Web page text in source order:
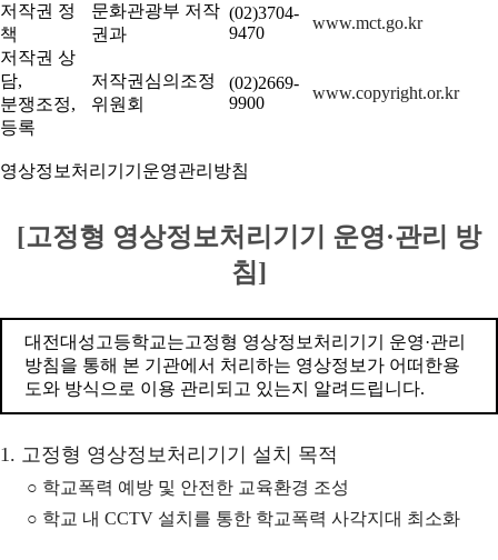
저작권 정
책
문화관광부 저작
권과
(02)3704-
9470
www.mct.go.kr
저작권 상
담,
분쟁조정,
등록
저작권심의조정
위원회
(02)2669-
9900
www.copyright.or.kr
영상정보처리기기운영관리방침
[고정형 영상정보처리기기 운영·관리 방
침]
대전대성고등학교는고정형 영상정보처리기기 운영·관리
방침을 통해 본 기관에서 처리하는 영상정보가 어떠한용
도와 방식으로 이용 관리되고 있는지 알려드립니다.
1. 고정형 영상정보처리기기 설치 목적
○ 학교폭력 예방 및 안전한 교육환경 조성
○ 학교 내 CCTV 설치를 통한 학교폭력 사각지대 최소화